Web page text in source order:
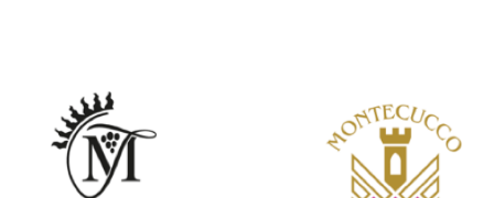
abbracciando invece i principi del Barocco: l'arte come
meraviglia, l'ostentazione della tecnica e la ricerca del
sorprendente. Marino visse in un'epoca di grandi
cambiamenti culturali e sociali, e la sua opera riflette questa